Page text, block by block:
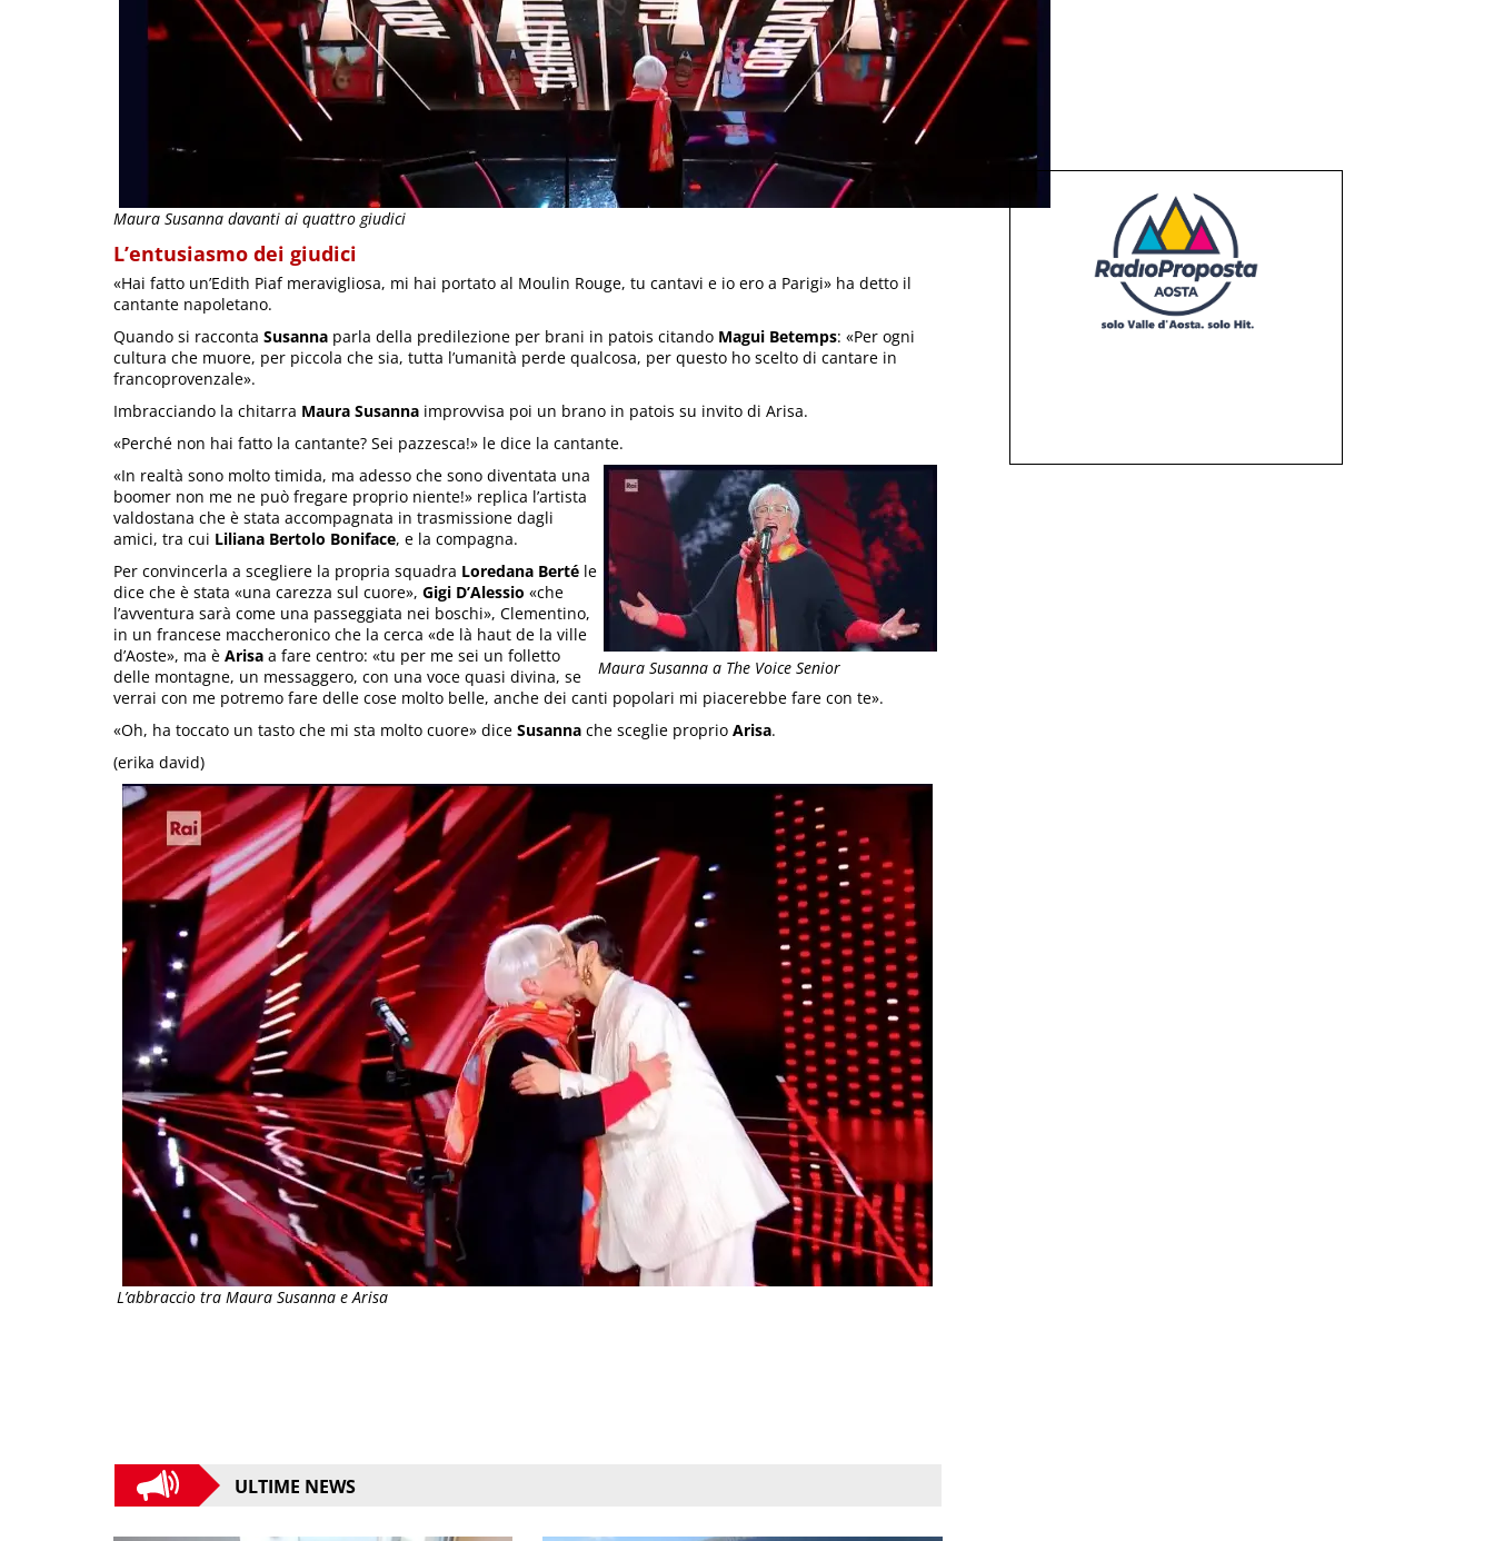
Maura Susanna davanti ai quattro giudici
L’entusiasmo dei giudici
«Hai fatto un’Edith Piaf meravigliosa, mi hai portato al Moulin Rouge, tu cantavi e io ero a Parigi» ha detto il
cantante napoletano.
Quando si racconta Susanna parla della predilezione per brani in patois citando Magui Betemps: «Per ogni
cultura che muore, per piccola che sia, tutta l’umanità perde qualcosa, per questo ho scelto di cantare in
francoprovenzale».
Imbracciando la chitarra Maura Susanna improvvisa poi un brano in patois su invito di Arisa.
«Perché non hai fatto la cantante? Sei pazzesca!» le dice la cantante.
Maura Susanna a The Voice Senior
«In realtà sono molto timida, ma adesso che sono diventata una
boomer non me ne può fregare proprio niente!» replica l’artista
valdostana che è stata accompagnata in trasmissione dagli
amici, tra cui Liliana Bertolo Boniface, e la compagna.
Per convincerla a scegliere la propria squadra Loredana Berté le
dice che è stata «una carezza sul cuore», Gigi D’Alessio «che
l’avventura sarà come una passeggiata nei boschi», Clementino,
in un francese maccheronico che la cerca «de là haut de la ville
d’Aoste», ma è Arisa a fare centro: «tu per me sei un folletto
delle montagne, un messaggero, con una voce quasi divina, se
verrai con me potremo fare delle cose molto belle, anche dei canti popolari mi piacerebbe fare con te».
«Oh, ha toccato un tasto che mi sta molto cuore» dice Susanna che sceglie proprio Arisa.
(erika david)
L’abbraccio tra Maura Susanna e Arisa
ULTIME NEWS